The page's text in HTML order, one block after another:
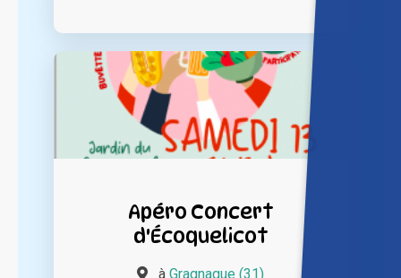
Apéro Concert
d'Écoquelicot
à Gragnague (31)